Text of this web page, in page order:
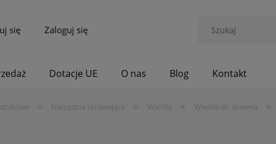
się Zaloguj się
Dotacje UE O nas Blog Kontakt
» Narzędzia skrawające » Wiertła » Wiertła do drewna »